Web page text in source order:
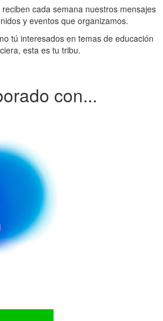
cada semana nuestros mensajes
y eventos que organizamos.
tú interesados en temas de educación
esta es tu tribu.
con...